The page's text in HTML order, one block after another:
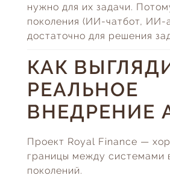
нужно для их задачи.
поколения (ИИ-чатбот, ИИ-
достаточно для решения
КАК
РЕАЛЬНОЕ
ВНЕДРЕНИЕ
Проект Royal Finance —
границы между системами
поколений.